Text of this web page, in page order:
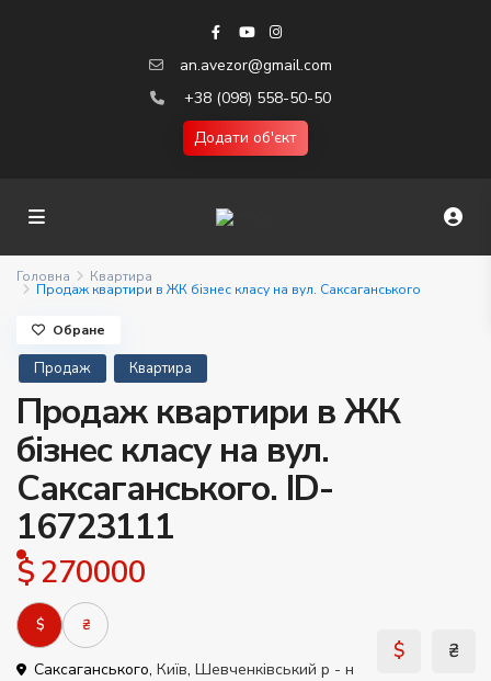
an.avezor@gmail.com
+38 (098) 558-50-50
Додати об'єкт
Головна Квартира
Продаж квартири в ЖК бізнес класу на вул. Саксаганського
Продаж Квартира
Продаж квартири в ЖК
бізнес класу на вул.
Саксаганського. ID-
16723111
$ 270000
$ ₴
Саксаганського, Київ, Шевченківський р - н
Обране
$ ₴